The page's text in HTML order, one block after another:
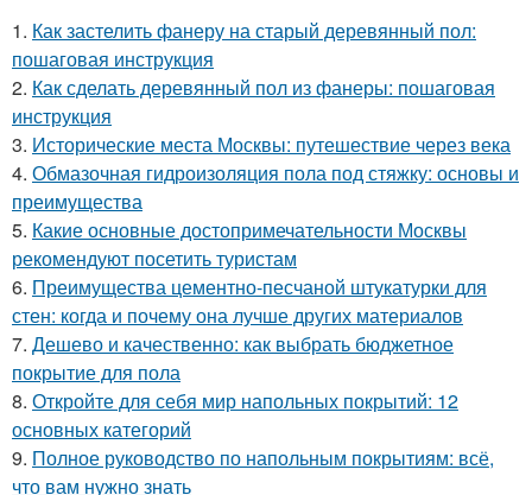
1. Как застелить фанеру на старый деревянный пол:
пошаговая инструкция
2. Как сделать деревянный пол из фанеры: пошаговая
инструкция
3. Исторические места Москвы: путешествие через века
4. Обмазочная гидроизоляция пола под стяжку: основы и
преимущества
5. Какие основные достопримечательности Москвы
рекомендуют посетить туристам
6. Преимущества цементно-песчаной штукатурки для
стен: когда и почему она лучше других материалов
7. Дешево и качественно: как выбрать бюджетное
покрытие для пола
8. Откройте для себя мир напольных покрытий: 12
основных категорий
9. Полное руководство по напольным покрытиям: всё,
что вам нужно знать